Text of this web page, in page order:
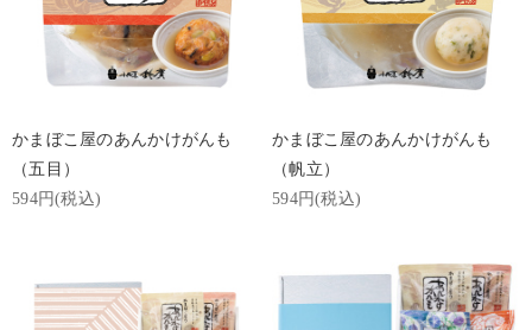
かまぼこ屋のあんかけがんも
（五目）
594円(税込)
かまぼこ屋のあんかけがんも
（帆立）
594円(税込)